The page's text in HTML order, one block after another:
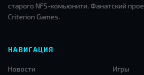
старого NFS-комьюнити. Фанатский
Criterion Games.
НАВИГАЦИЯ
Новости
Игры